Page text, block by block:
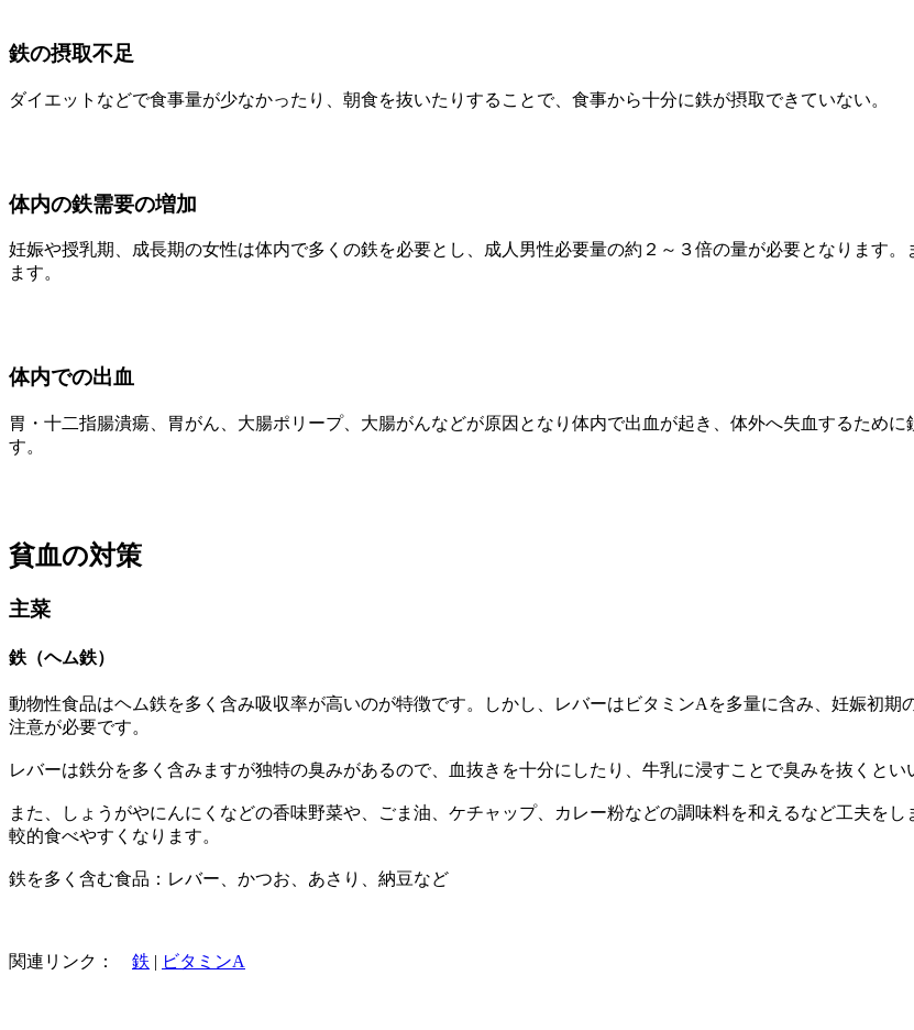
鉄の摂取不足
ダイエットなどで食事量が少なかったり、朝食を抜いたりすることで、食事から十分に鉄が摂取できていない。
体内の鉄需要の増加
妊娠や授乳期、成長期の女性は体内で多くの鉄を必要とし、成人男性必要量の約２～３倍の量が必要となります
ます。
体内での出血
胃・十二指腸潰瘍、胃がん、大腸ポリープ、大腸がんなどが原因となり体内で出血が起き、体外へ失血するため
す。
貧血の対策
主菜
鉄（ヘム鉄）
動物性食品はヘム鉄を多く含み吸収率が高いのが特徴です。しかし、レバーはビタミンAを多量に含み、妊娠初
注意が必要です。
レバーは鉄分を多く含みますが独特の臭みがあるので、血抜きを十分にしたり、牛乳に浸すことで臭みを抜くとい
また、しょうがやにんにくなどの香味野菜や、ごま油、ケチャップ、カレー粉などの調味料を和えるなど工夫を
較的食べやすくなります。
鉄を多く含む食品：レバー、かつお、あさり、納豆など
関連リンク： 鉄 | ビタミンA